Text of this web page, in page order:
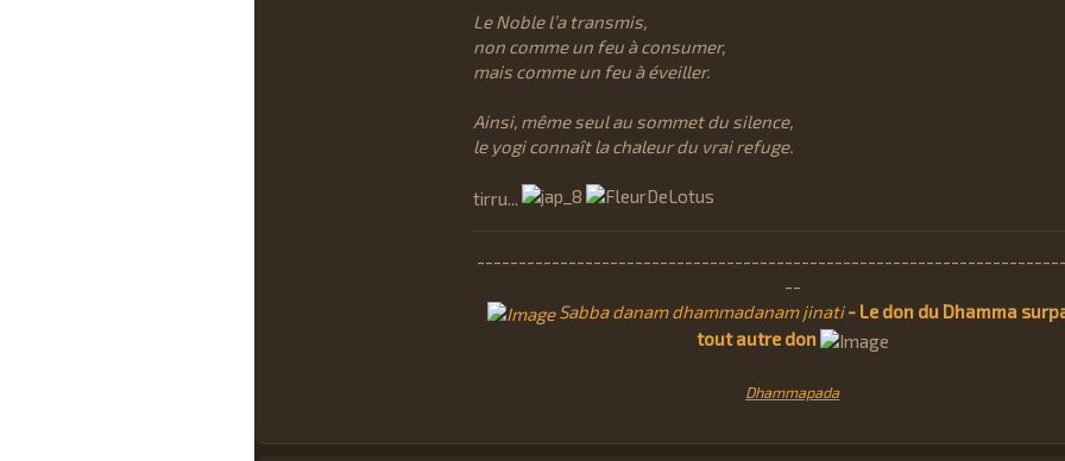
Le Noble l’a transmis,
non comme un feu à consumer,
mais comme un feu à éveiller.
Ainsi, même seul au sommet du silence,
le yogi connaît la chaleur du vrai refuge.
tirru...
--
Sabba danam dhammadanam jinati - Le don du Dhamma
tout autre don
Dhammapada